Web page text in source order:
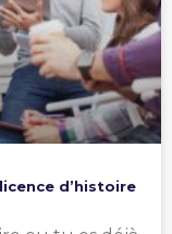
d’histoire